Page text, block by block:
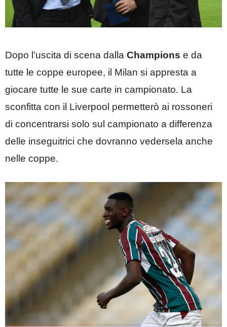
Dopo l’uscita di scena dalla Champions e da
tutte le coppe europee, il Milan si appresta a
giocare tutte le sue carte in campionato. La
sconfitta con il Liverpool permetterò ai rossoneri
di concentrarsi solo sul campionato a differenza
delle inseguitrici che dovranno vedersela anche
nelle coppe.